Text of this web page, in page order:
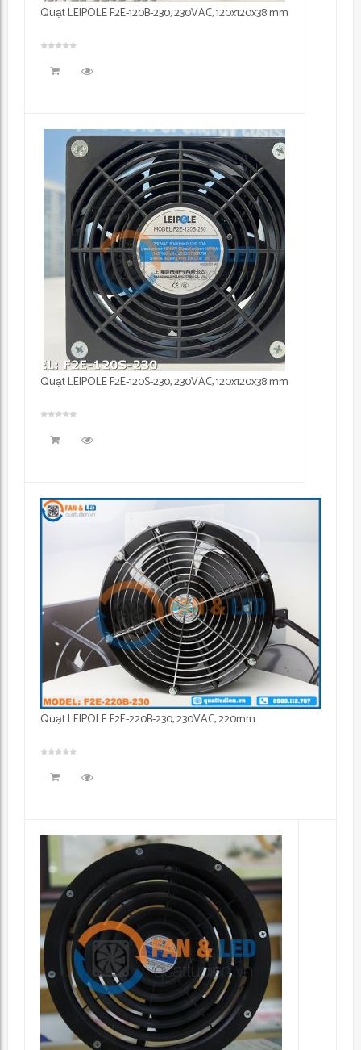
Quạt LEIPOLE F2E-120B-230, 230VAC, 120x120x38 mm
Quạt LEIPOLE F2E-120S-230, 230VAC, 120x120x38 mm
Quạt LEIPOLE F2E-220B-230, 230VAC, 220mm